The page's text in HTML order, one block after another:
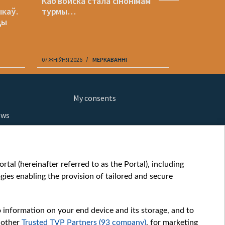
турмы…
07 ЖНІЎНЯ 2026 МЕРКАВАННI
My consents
(hereinafter referred to as the Portal), including
enabling the provision of tailored and secure
on your end device and its storage, and to
Trusted TVP Partners (93 company), for marketing